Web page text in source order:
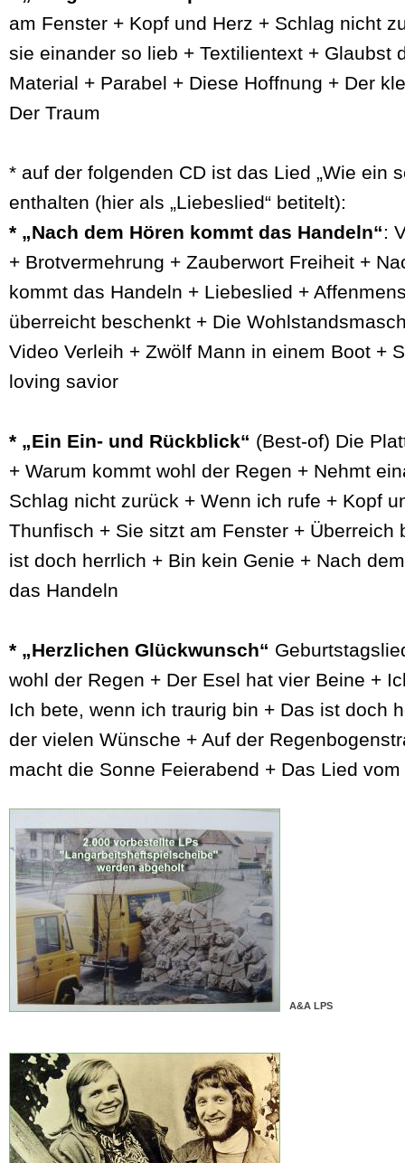
am Fenster + Kopf und Herz + Schlag nicht
sie einander so lieb + Textilientext + Glaubst
Material + Parabel + Diese Hoffnung + Der
Der Traum
* auf der folgenden CD ist das Lied „Wie ein
enthalten (hier als „Liebeslied“ betitelt):
* „Nach dem Hören kommt das Handeln“:
+ Brotvermehrung + Zauberwort Freiheit +
kommt das Handeln + Liebeslied +
überreicht beschenkt + Die
Video Verleih + Zwölf Mann in einem Boot +
loving savior
* „Ein Ein- und Rückblick“ (Best-of) Die
+ Warum kommt wohl der Regen + Nehmt
Schlag nicht zurück + Wenn ich rufe + Kopf
Thunfisch + Sie sitzt am Fenster + Überreich
ist doch herrlich + Bin kein Genie + Nach
das Handeln
* „Herzlichen Glückwunsch“
wohl der Regen + Der Esel hat vier Beine +
Ich bete, wenn ich traurig bin + Das ist doch
der vielen Wünsche + Auf der
macht die Sonne Feierabend + Das Lied
A&A LPS